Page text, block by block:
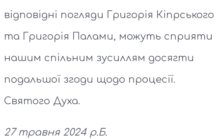
відповідні погляди Григорія Кіпрського
та Григорія Палами, можуть сприяти
нашим спільним зусиллям досягти
подальшої згоди щодо процесії.
Святого Духа.
27 травня 2024 р.Б.